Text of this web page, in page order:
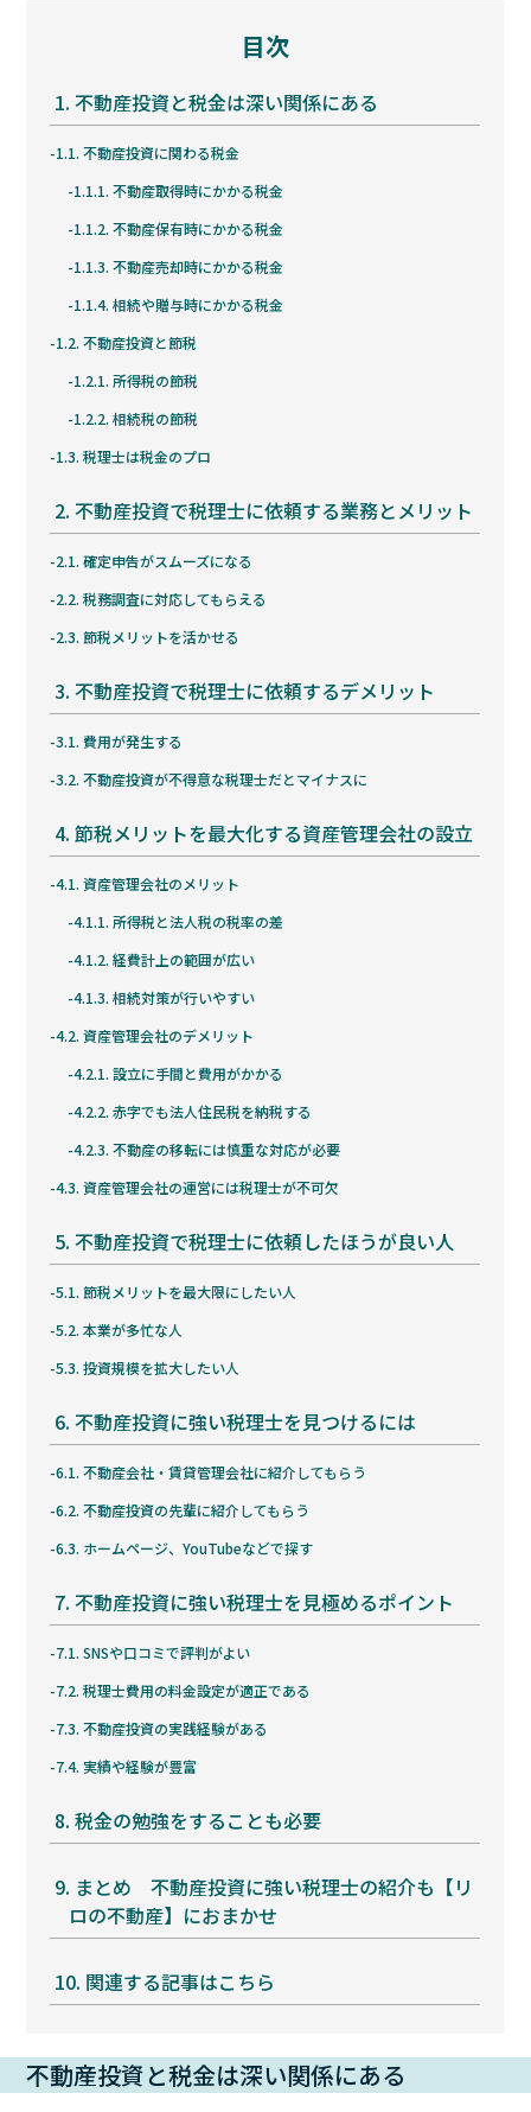
目次
1. 不動産投資と税金は深い関係にある
1.1. 不動産投資に関わる税金
1.1.1. 不動産取得時にかかる税金
1.1.2. 不動産保有時にかかる税金
1.1.3. 不動産売却時にかかる税金
1.1.4. 相続や贈与時にかかる税金
1.2. 不動産投資と節税
1.2.1. 所得税の節税
1.2.2. 相続税の節税
1.3. 税理士は税金のプロ
2. 不動産投資で税理士に依頼する業務とメリット
2.1. 確定申告がスムーズになる
2.2. 税務調査に対応してもらえる
2.3. 節税メリットを活かせる
3. 不動産投資で税理士に依頼するデメリット
3.1. 費用が発生する
3.2. 不動産投資が不得意な税理士だとマイナスに
4. 節税メリットを最大化する資産管理会社の設立
4.1. 資産管理会社のメリット
4.1.1. 所得税と法人税の税率の差
4.1.2. 経費計上の範囲が広い
4.1.3. 相続対策が行いやすい
4.2. 資産管理会社のデメリット
4.2.1. 設立に手間と費用がかかる
4.2.2. 赤字でも法人住民税を納税する
4.2.3. 不動産の移転には慎重な対応が必要
4.3. 資産管理会社の運営には税理士が不可欠
5. 不動産投資で税理士に依頼したほうが良い人
5.1. 節税メリットを最大限にしたい人
5.2. 本業が多忙な人
5.3. 投資規模を拡大したい人
6. 不動産投資に強い税理士を見つけるには
6.1. 不動産会社・賃貸管理会社に紹介してもらう
6.2. 不動産投資の先輩に紹介してもらう
6.3. ホームページ、YouTubeなどで探す
7. 不動産投資に強い税理士を見極めるポイント
7.1. SNSや口コミで評判がよい
7.2. 税理士費用の料金設定が適正である
7.3. 不動産投資の実践経験がある
7.4. 実績や経験が豊富
8. 税金の勉強をすることも必要
9. まとめ 不動産投資に強い税理士の紹介も【リ
ロの不動産】におまかせ
10. 関連する記事はこちら
不動産投資と税金は深い関係にある